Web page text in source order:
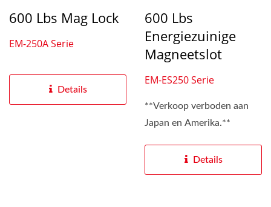
600 Lbs Mag Lock
EM-250A Serie
Details
600 Lbs
Energiezuinige
Magneetslot
EM-ES250 Serie
**Verkoop verboden aan
Japan en Amerika.**
Details